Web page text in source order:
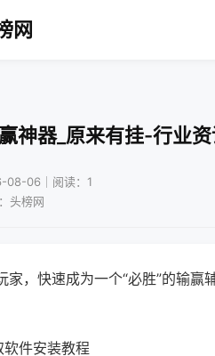
网
神器_原来有挂-行业
08-06｜阅读：1
头榜网
，快速成为一个“必胜”的输赢
件安装教程